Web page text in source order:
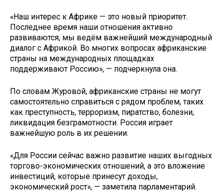
«Наш интерес к Африке — это новый приоритет.
Последнее время наши отношения активно
развиваются, мы ведём важнейший международный
диалог с Африкой. Во многих вопросах африканские
страны на международных площадках
поддерживают Россию», — подчеркнула она.
По словам Журовой, африканские страны не могут
самостоятельно справиться с рядом проблем, таких
как преступность, терроризм, пиратство, болезни,
ликвидация безграмотности. Россия играет
важнейшую роль в их решении.
«Для России сейчас важно развитие наших выгодных
торгово-экономических отношений, а это вложение
инвестиций, которые принесут доходы,
экономический рост», — заметила парламентарий.